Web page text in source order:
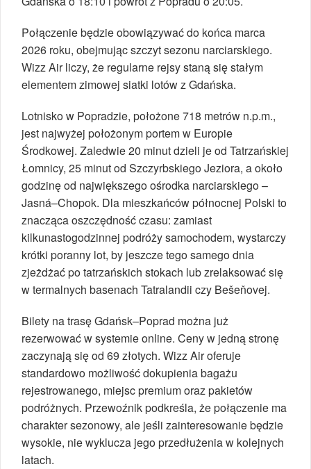
Połączenie będzie obowiązywać do końca marca
2026 roku, obejmując szczyt sezonu narciarskiego.
Wizz Air liczy, że regularne rejsy staną się stałym
elementem zimowej siatki lotów z Gdańska.
Lotnisko w Popradzie, położone 718 metrów n.p.m.,
jest najwyżej położonym portem w Europie
Środkowej. Zaledwie 20 minut dzieli je od Tatrzańskiej
Łomnicy, 25 minut od Szczyrbskiego Jeziora, a około
godzinę od największego ośrodka narciarskiego –
Jasná–Chopok. Dla mieszkańców północnej Polski to
znacząca oszczędność czasu: zamiast
kilkunastogodzinnej podróży samochodem, wystarczy
krótki poranny lot, by jeszcze tego samego dnia
zjeżdżać po tatrzańskich stokach lub zrelaksować się
w termalnych basenach Tatralandii czy Bešeňovej.
Bilety na trasę Gdańsk–Poprad można już
rezerwować w systemie online. Ceny w jedną stronę
zaczynają się od 69 złotych. Wizz Air oferuje
standardowo możliwość dokupienia bagażu
rejestrowanego, miejsc premium oraz pakietów
podróżnych. Przewoźnik podkreśla, że połączenie ma
charakter sezonowy, ale jeśli zainteresowanie będzie
wysokie, nie wyklucza jego przedłużenia w kolejnych
latach.